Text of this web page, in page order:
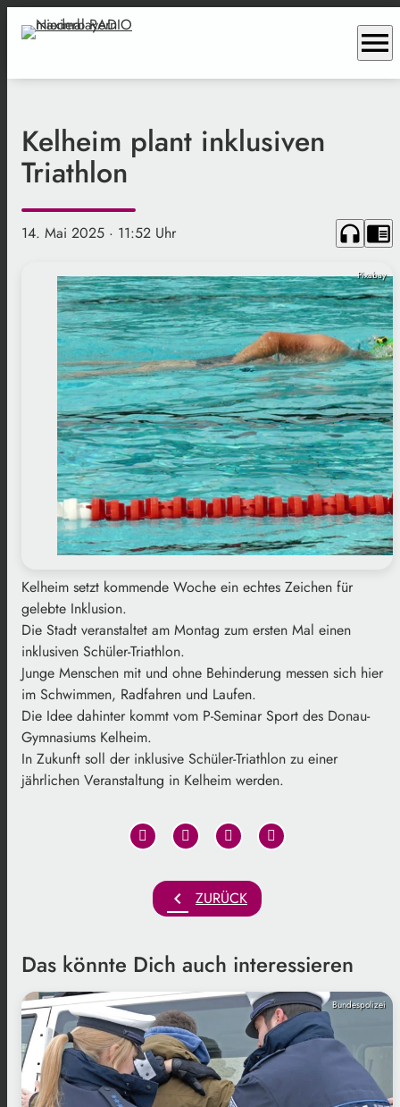
menu
Kelheim plant inklusiven
Triathlon
14. Mai 2025 · 11:52 Uhr headphones chrome_reader_mode
Pixabay
Kelheim setzt kommende Woche ein echtes Zeichen für
gelebte Inklusion.
Die Stadt veranstaltet am Montag zum ersten Mal einen
inklusiven Schüler-Triathlon.
Junge Menschen mit und ohne Behinderung messen sich hier
im Schwimmen, Radfahren und Laufen.
Die Idee dahinter kommt vom P-Seminar Sport des Donau-
Gymnasiums Kelheim.
In Zukunft soll der inklusive Schüler-Triathlon zu einer
jährlichen Veranstaltung in Kelheim werden.
chevron_left ZURÜCK
Das könnte Dich auch interessieren
Bundespolizei